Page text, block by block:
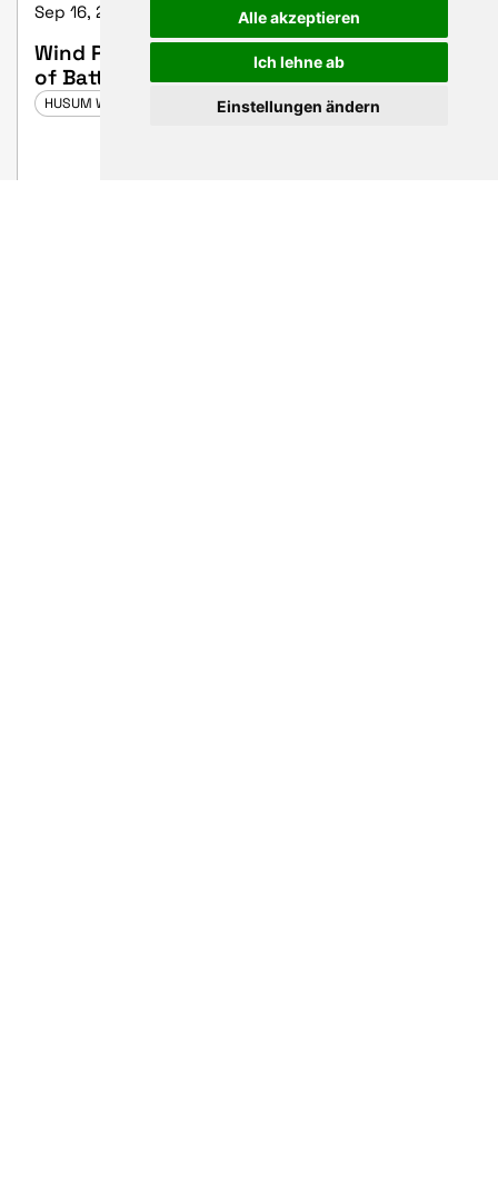
Alle akzeptieren
Ich lehne ab
Einstellungen ändern
Sep 16, 2025 3:00 PM - 3:50 PM | Hall 3, booth C25
Wind PPAs, Negative Prices and the Role
of Battery Storage
HUSUM WIND 2025